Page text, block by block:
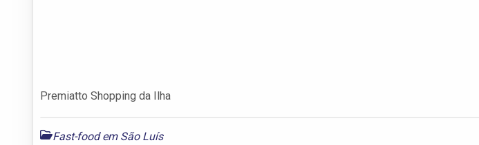
Premiatto Shopping da Ilha
Fast-food em São Luís